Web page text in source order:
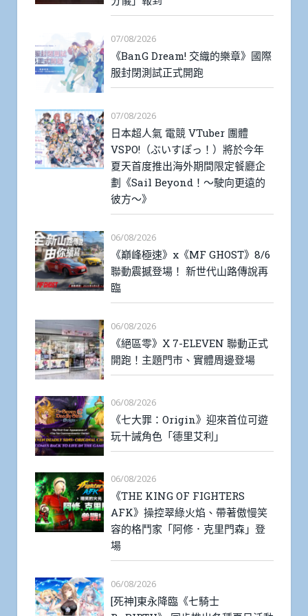
07/08/2026
《BanG Dream! 交織的樂章》國際
服封閉測試正式開跑
07/08/2026
日本超人氣 電競 VTuber 團體
VSPO!（ぶいすぽっ！）將於今年
夏天首度推出海外期間限定餐廳企
劃《Sail Beyond！～駛向更遠的
彼方～》
06/08/2026
《巔峰極速》x《MF GHOST》8/6
聯動震撼登場！ 新世代山路傳說再
臨
06/08/2026
《絕區零》X 7-ELEVEN 聯動正式
開跑！主題門市、實體周邊登場
06/08/2026
《七大罪：Origin》迎來首位可遊
玩十誡角色「德里艾利」
06/08/2026
《THE KING OF FIGHTERS
AFK》操控翠綠火焰、帶著傲慢笑
容的格鬥家「阿修．克里門森」登
場
06/08/2026
[死神]東永降臨《七騎士